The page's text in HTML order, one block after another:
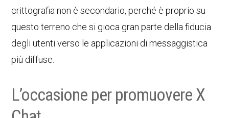
crittografia non è secondario, perché è proprio su
questo terreno che si gioca gran parte della fiducia
degli utenti verso le applicazioni di messaggistica
più diffuse.
L’occasione per promuovere X